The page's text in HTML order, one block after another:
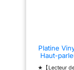
BOUTONS UTILES
interrupteur d'arrêt
qui arrête la
que le disque a
la lecture.
Platine
Haut-
★【Lecteur